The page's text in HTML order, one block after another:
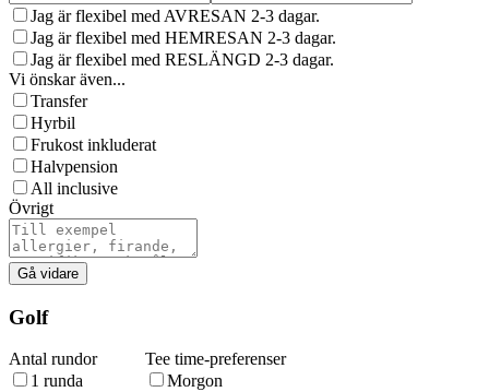
Jag är flexibel med AVRESAN 2-3 dagar.
Jag är flexibel med HEMRESAN 2-3 dagar.
Jag är flexibel med RESLÄNGD 2-3 dagar.
Vi önskar även...
Transfer
Hyrbil
Frukost inkluderat
Halvpension
All inclusive
Övrigt
Gå vidare
Golf
Antal rundor
1 runda
Tee time-preferenser
Morgon